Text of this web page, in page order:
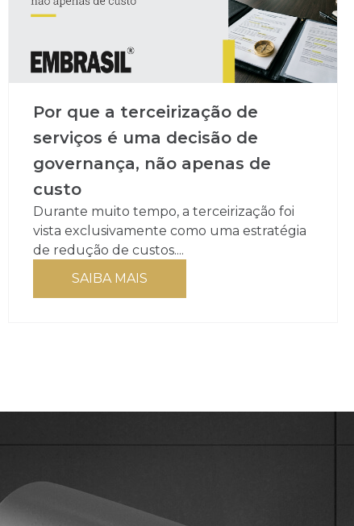
Por que a terceirização de
serviços é uma decisão de
governança, não apenas de
custo
Durante muito tempo, a terceirização foi
vista exclusivamente como uma estratégia
de redução de custos....
SAIBA MAIS